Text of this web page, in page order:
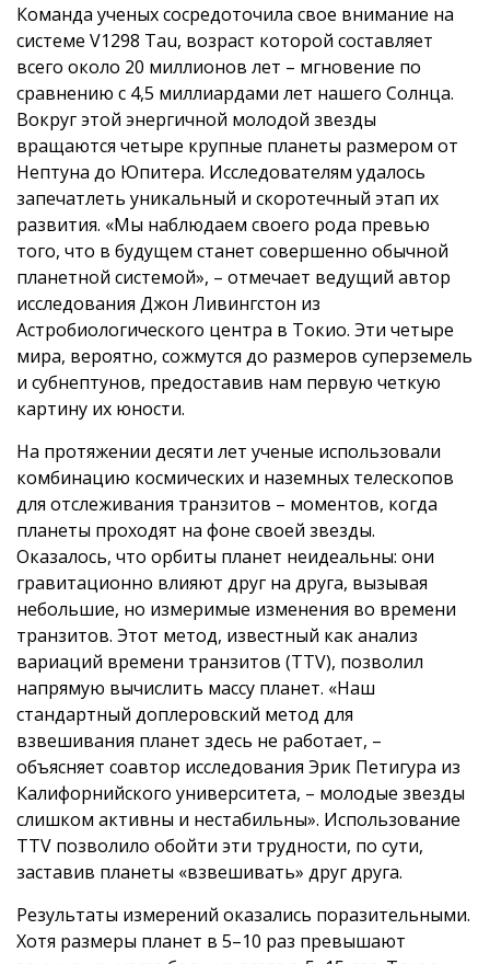
Команда ученых сосредоточила свое внимание на
системе V1298 Tau, возраст которой составляет
всего около 20 миллионов лет – мгновение по
сравнению с 4,5 миллиардами лет нашего Солнца.
Вокруг этой энергичной молодой звезды
вращаются четыре крупные планеты размером от
Нептуна до Юпитера. Исследователям удалось
запечатлеть уникальный и скоротечный этап их
развития. «Мы наблюдаем своего рода превью
того, что в будущем станет совершенно обычной
планетной системой», – отмечает ведущий автор
исследования Джон Ливингстон из
Астробиологического центра в Токио. Эти четыре
мира, вероятно, сожмутся до размеров суперземель
и субнептунов, предоставив нам первую четкую
картину их юности.
На протяжении десяти лет ученые использовали
комбинацию космических и наземных телескопов
для отслеживания транзитов – моментов, когда
планеты проходят на фоне своей звезды.
Оказалось, что орбиты планет неидеальны: они
гравитационно влияют друг на друга, вызывая
небольшие, но измеримые изменения во времени
транзитов. Этот метод, известный как анализ
вариаций времени транзитов (TTV), позволил
напрямую вычислить массу планет. «Наш
стандартный доплеровский метод для
взвешивания планет здесь не работает, –
объясняет соавтор исследования Эрик Петигура из
Калифорнийского университета, – молодые звезды
слишком активны и нестабильны». Использование
TTV позволило обойти эти трудности, по сути,
заставив планеты «взвешивать» друг друга.
Результаты измерений оказались поразительными.
Хотя размеры планет в 5–10 раз превышают